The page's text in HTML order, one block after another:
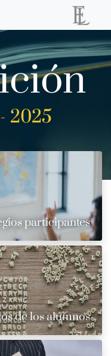
2025
participantes
de los alumnos